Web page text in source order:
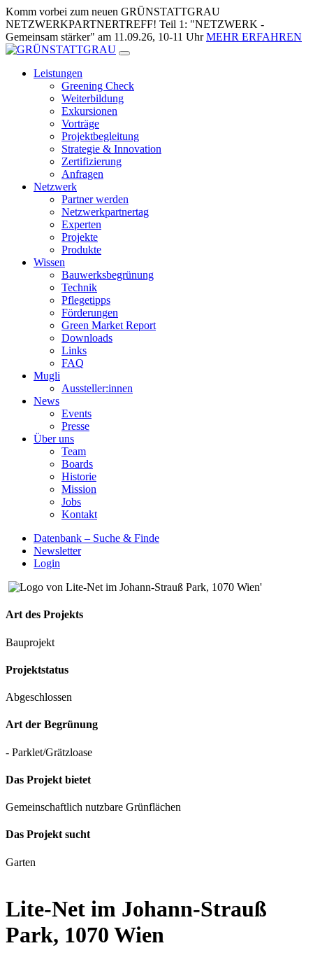
Zum
Inhalt
springen
Komm vorbei zum neuen GRÜNSTATTGRAU
NETZWERKPARTNERTREFF! Teil 1: "NETZWERK -
Gemeinsam stärker" am 11.09.26, 10-11 UhrMEHR ERFAHREN
Leistungen
Greening Check
Weiterbildung
Exkursionen
Vorträge
Projektbegleitung
Strategie & Innovation
Zertifizierung
Anfragen
Netzwerk
Partner werden
Netzwerkpartnertag
Experten
Projekte
Produkte
Wissen
Bauwerksbegrünung
Technik
Pflegetipps
Förderungen
Green Market Report
Downloads
Links
FAQ
Mugli
Aussteller:innen
News
Events
Presse
Über uns
Team
Boards
Historie
Mission
Jobs
Kontakt
Datenbank – Suche & Finde
Newsletter
Login
Art des Projekts
Bauprojekt
Projektstatus
Abgeschlossen
Art der Begrünung
- Parklet/Grätzloase
Das Projekt bietet
Gemeinschaftlich nutzbare Grünflächen
Das Projekt sucht
Garten
Lite-Net im Johann-Strauß
Park, 1070 Wien